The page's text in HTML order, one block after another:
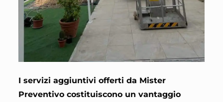
I servizi aggiuntivi offerti da Mister
Preventivo costituiscono un vantaggio